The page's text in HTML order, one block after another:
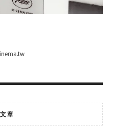
章